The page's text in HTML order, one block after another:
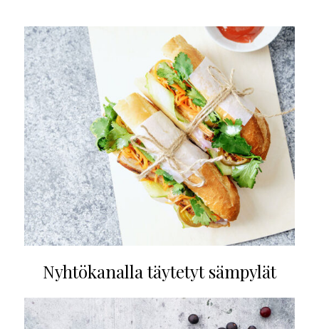
Nyhtökanalla täytetyt sämpylät